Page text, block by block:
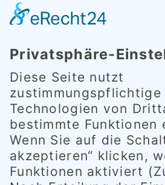
wir haben heute geöffnet
auf Ihren Besuch.
Ihr Abenteuerpark-Team
Telefonisch sind wir nur
Öffnungszeiten vorort und
erreichbar.
Wetterbedingte
ggf. grundsätzlich an dieser
tagesaktuell veröffentlicht.